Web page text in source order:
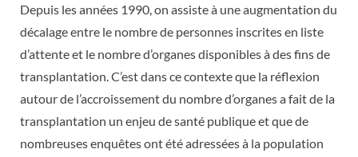
Depuis les années 1990, on assiste à une augmentation du
décalage entre le nombre de personnes inscrites en liste
d’attente et le nombre d’organes disponibles à des fins de
transplantation. C’est dans ce contexte que la réflexion
autour de l’accroissement du nombre d’organes a fait de la
transplantation un enjeu de santé publique et que de
nombreuses enquêtes ont été adressées à la population